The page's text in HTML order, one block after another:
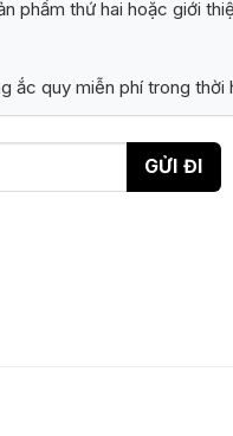
phẩm thứ hai hoặc giới
ắc quy miễn phí trong thời